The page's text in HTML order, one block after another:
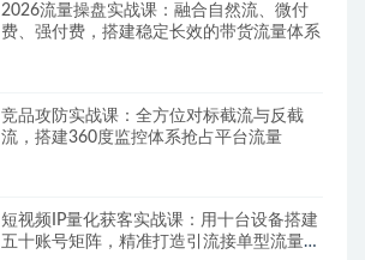
2026流量操盘实战课：融合自然流、微付
费、强付费，搭建稳定长效的带货流量体系
竞品攻防实战课：全方位对标截流与反截
流，搭建360度监控体系抢占平台流量
短视频IP量化获客实战课：用十台设备搭建
五十账号矩阵，精准打造引流接单型流量账